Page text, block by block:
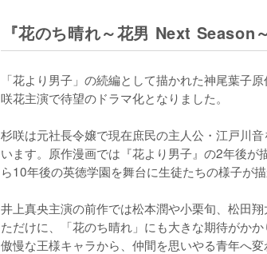
『花のち晴れ～花男 Next Season
「花より男子」の続編として描かれた神尾葉子
咲花主演で待望のドラマ化となりました。
杉咲は元社長令嬢で現在庶民の主人公・江戸川
います。原作漫画では『花より男子』の2年後
ら10年後の英徳学園を舞台に生徒たちの様子が描
井上真央主演の前作では松本潤や小栗旬、松田
ただけに、「花のち晴れ」にも大きな期待がか
傲慢な王様キャラから、仲間を思いやる青年へ